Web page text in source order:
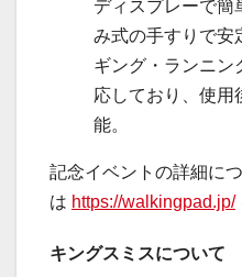
ディスプレーで簡
み式の手すりで安
ギング・ランニン
応しており、使用
能。
記念イベントの詳細に
は https://walkingpad.jp/
キングスミスについて